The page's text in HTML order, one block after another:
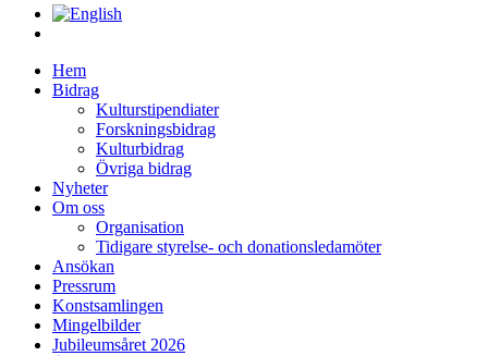
Hem
Bidrag
Kulturstipendiater
Forskningsbidrag
Kulturbidrag
Övriga bidrag
Nyheter
Om oss
Organisation
Tidigare styrelse- och donationsledamöter
Ansökan
Pressrum
Konstsamlingen
Mingelbilder
Jubileumsåret 2026